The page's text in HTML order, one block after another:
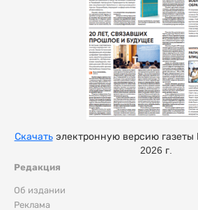
Редакция
Об издании
Реклама
Скачатьэлектронную версию газеты
2026 г.